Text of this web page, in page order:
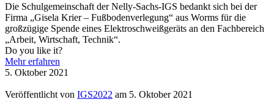
Die Schulgemeinschaft der Nelly-Sachs-IGS bedankt sich bei der
Firma „Gisela Krier – Fußbodenverlegung“ aus Worms für die
großzügige Spende eines Elektroschweißgeräts an den Fachbereich
„Arbeit, Wirtschaft, Technik“.
Do you like it?
Mehr erfahren
5. Oktober 2021
Veröffentlicht von IGS2022 am 5. Oktober 2021